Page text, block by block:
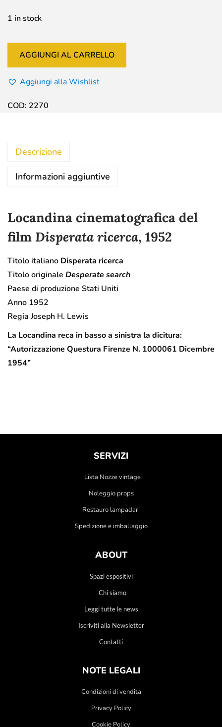
1 in stock
AGGIUNGI AL CARRELLO
Aggiungi alla Wishlist
COD: 2270
Descrizione
Informazioni aggiuntive
Locandina cinematografica del
film Disperata ricerca, 1952
Titolo italiano Disperata ricerca
Titolo originale Desperate search
Paese di produzione Stati Uniti
Anno 1952
Regia Joseph H. Lewis
La Locandina reca in basso a sinistra la dicitura:
“Autorizzazione Questura Firenze N. 1000061 Dicembre
1954”
SERVIZI
Lista Nozze vintage
Noleggio props
Restauro lampadari
Spedizione e imballaggio
ABOUT
Spazi espositivi
Chi siamo
Leggi tutte le news
Iscriviti alla Newsletter
Contatti
NOTE LEGALI
Condizioni di vendita
Privacy Policy
Cookie Policy